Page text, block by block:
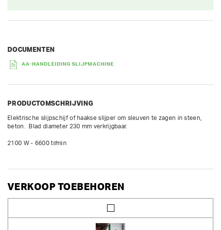
DOCUMENTEN
AA-HANDLEIDING SLIJPMACHINE
PRODUCTOMSCHRIJVING
Elektrische slijpschijf of haakse slijper om sleuven te zagen in steen,
beton.  Blad diameter 230 mm verkrijgbaar.
2100 W - 6600 tr/min
VERKOOP TOEBEHOREN